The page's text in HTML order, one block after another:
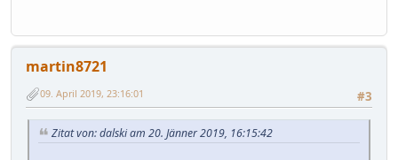
martin8721
#3
09. April 2019, 23:16:01
Zitat von: dalski am 20. Jänner 2019, 16:15:42